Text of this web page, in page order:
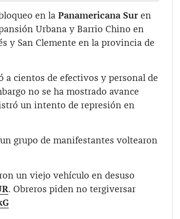
en la Panamericana Sur en
Urbana y Barrio Chino en
y San Clemente en la provincia de
a cientos de efectivos y personal de
no se ha mostrado avance
un intento de represión en
grupo de manifestantes voltearon
un viejo vehículo en desuso
. Obreros piden no tergiversar